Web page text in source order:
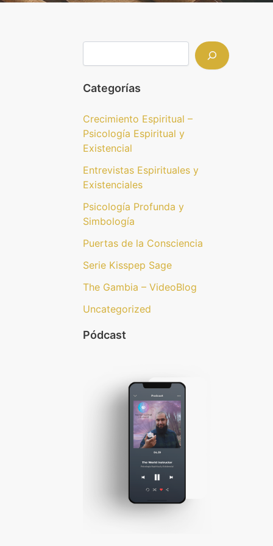
Categorías
Crecimiento Espiritual –
Psicología Espiritual y
Existencial
Entrevistas Espirituales y
Existenciales
Psicología Profunda y
Simbología
Puertas de la Consciencia
Serie Kisspep Sage
The Gambia – VideoBlog
Uncategorized
Pódcast